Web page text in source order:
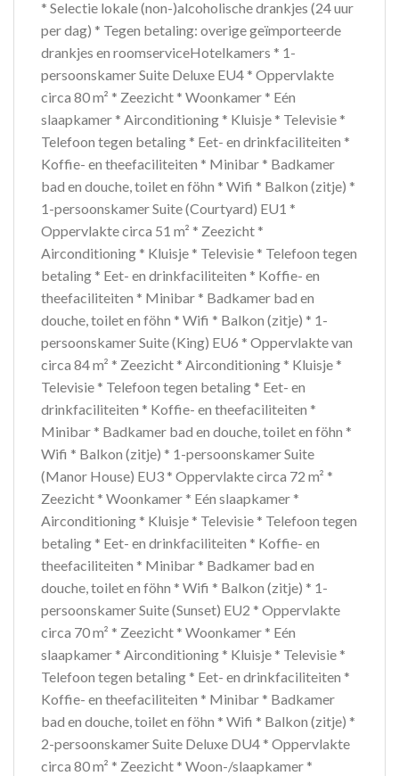
* Selectie lokale (non-)alcoholische drankjes (24 uur
per dag) * Tegen betaling: overige geïmporteerde
drankjes en roomserviceHotelkamers * 1-
persoonskamer Suite Deluxe EU4 * Oppervlakte
circa 80 m² * Zeezicht * Woonkamer * Eén
slaapkamer * Airconditioning * Kluisje * Televisie *
Telefoon tegen betaling * Eet- en drinkfaciliteiten *
Koffie- en theefaciliteiten * Minibar * Badkamer
bad en douche, toilet en föhn * Wifi * Balkon (zitje) *
1-persoonskamer Suite (Courtyard) EU1 *
Oppervlakte circa 51 m² * Zeezicht *
Airconditioning * Kluisje * Televisie * Telefoon tegen
betaling * Eet- en drinkfaciliteiten * Koffie- en
theefaciliteiten * Minibar * Badkamer bad en
douche, toilet en föhn * Wifi * Balkon (zitje) * 1-
persoonskamer Suite (King) EU6 * Oppervlakte van
circa 84 m² * Zeezicht * Airconditioning * Kluisje *
Televisie * Telefoon tegen betaling * Eet- en
drinkfaciliteiten * Koffie- en theefaciliteiten *
Minibar * Badkamer bad en douche, toilet en föhn *
Wifi * Balkon (zitje) * 1-persoonskamer Suite
(Manor House) EU3 * Oppervlakte circa 72 m² *
Zeezicht * Woonkamer * Eén slaapkamer *
Airconditioning * Kluisje * Televisie * Telefoon tegen
betaling * Eet- en drinkfaciliteiten * Koffie- en
theefaciliteiten * Minibar * Badkamer bad en
douche, toilet en föhn * Wifi * Balkon (zitje) * 1-
persoonskamer Suite (Sunset) EU2 * Oppervlakte
circa 70 m² * Zeezicht * Woonkamer * Eén
slaapkamer * Airconditioning * Kluisje * Televisie *
Telefoon tegen betaling * Eet- en drinkfaciliteiten *
Koffie- en theefaciliteiten * Minibar * Badkamer
bad en douche, toilet en föhn * Wifi * Balkon (zitje) *
2-persoonskamer Suite Deluxe DU4 * Oppervlakte
circa 80 m² * Zeezicht * Woon-/slaapkamer *